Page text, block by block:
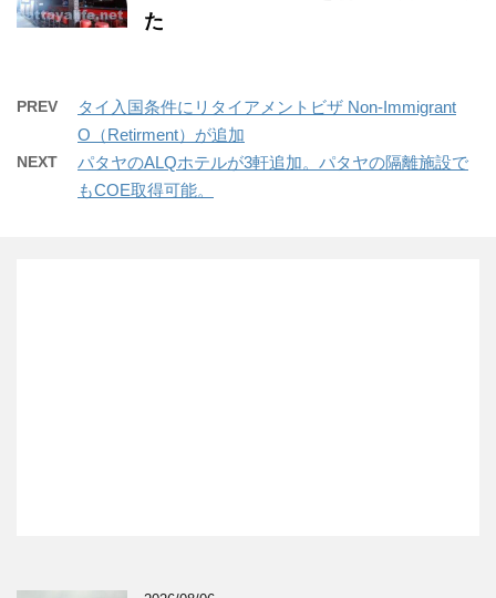
た
PREV
タイ入国条件にリタイアメントビザ Non-Immigrant
O（Retirment）が追加
NEXT
パタヤのALQホテルが3軒追加。パタヤの隔離施設で
もCOE取得可能。